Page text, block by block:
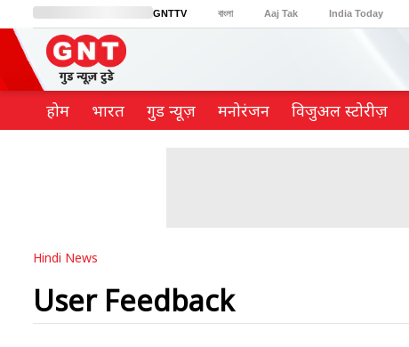
GNTTV বাংলা Aaj Tak India Today
BT Bazaar Cosmopolitan
होम भारत गुड न्यूज़ मनोरंजन विजुअल स्टोरीज़
Hindi News
User Feedback